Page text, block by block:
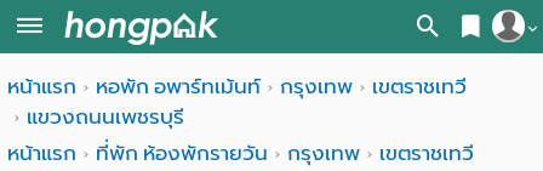
สมัครสมาชิก
หน้า
หน้าแรก หอพัก อพาร์ทเม้นท์ กรุงเทพ
เขตราชเทวี
แขวงถนนเพชรบุรี
หน้าแรก
ที่พัก ห้องพักรายวัน กรุงเทพ
เขตราชเทวี